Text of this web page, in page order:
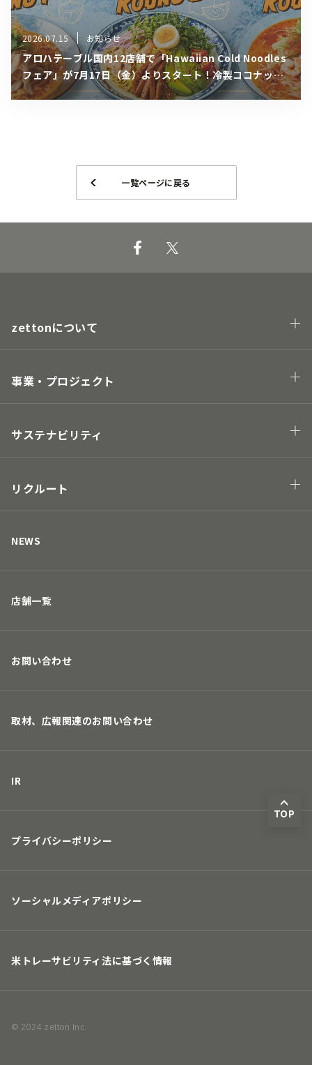
2026.07.15 お知らせ
アロハテーブル国内12店舗で「Hawaiian Cold Noodles
フェア」が7月17日（金）よりスタート！冷製ココナッツ
カレーフォーをはじめとする夏限定の冷やし麺3種がリレ
一覧ページに戻る
zettonについて
企業理念・トップメッセージ
事業・プロジェクト
プロジェクト
Hawaii project
サステナビリティ
街の未来につながる
人の未来につながる
リクルート
募集要項
NEWS
店舗一覧
お問い合わせ
取材、広報関連のお問い合わせ
IR
プライバシーポリシー
ソーシャルメディアポリシー
米トレーサビリティ法に基づく情報
© 2024 zetton Inc.
TOP